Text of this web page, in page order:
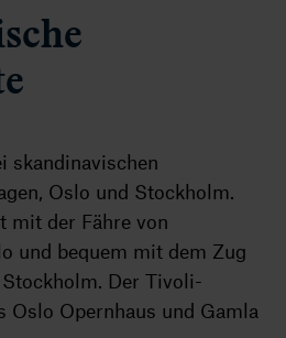
skandinavischen
Oslo und Stockholm.
mit der Fähre von
und bequem mit dem Zug
Der Tivoli-
Oslo Opernhaus und Gamla